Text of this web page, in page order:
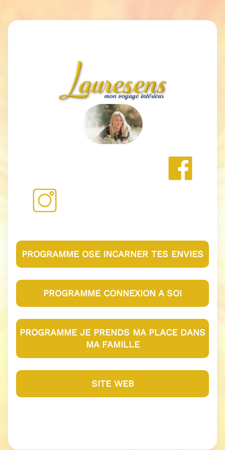
PROGRAMME OSE INCARNER TES ENVIES
PROGRAMME CONNEXION A SOI
PROGRAMME JE PRENDS MA PLACE DANS
MA FAMILLE
SITE WEB